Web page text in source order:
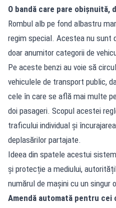
O bandă care pare obișnuită,
Rombul alb pe fond albastru
regim special. Acestea nu sunt
doar anumitor categorii de
Pe aceste benzi au voie să
vehiculele de transport public,
cele în care se află mai multe
doi pasageri. Scopul acestei
traficului individual și
deplasărilor partajate.
Ideea din spatele acestui
și protecție a mediului,
numărul de mașini cu un singur
Amendă automată pentru cei